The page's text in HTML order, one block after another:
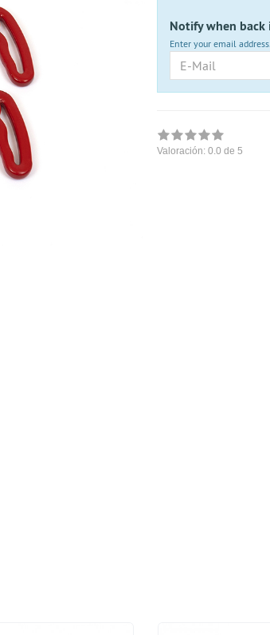
Notify when back
Enter your email
Mail
Valoración: 0.0 de 5